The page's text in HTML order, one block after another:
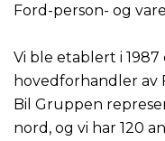
Ford-person- og
Vi ble etablert i
hovedforhandler av
Bil Gruppen
nord, og vi har 120